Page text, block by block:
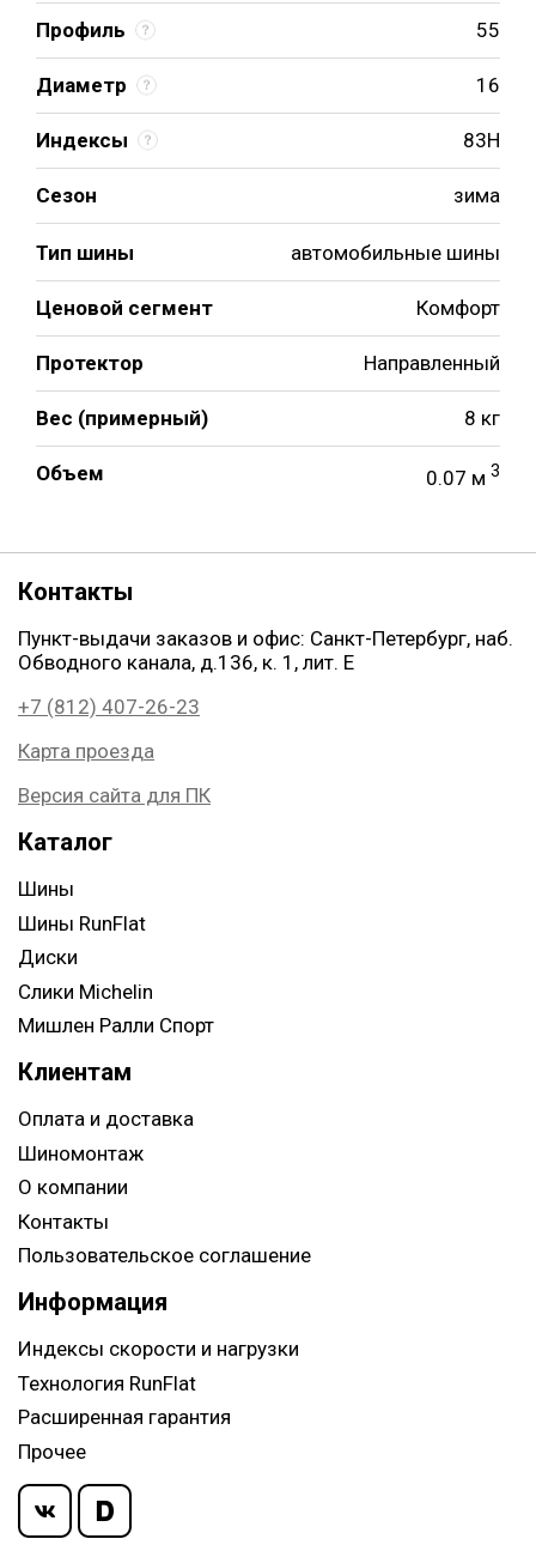
Профиль 55
Диаметр 16
Индексы 83H
Сезон зима
Тип шины автомобильные шины
Ценовой сегмент Комфорт
Протектор Направленный
Вес (примерный) 8 кг
Объем 0.07 м 3
Контакты
Пункт-выдачи заказов и офис: Санкт-Петербург, наб.
Обводного канала, д.136, к. 1, лит. Е
+7 (812) 407-26-23
Карта проезда
Версия сайта для ПК
Каталог
Шины
Шины RunFlat
Диски
Слики Michelin
Мишлен Ралли Спорт
Клиентам
Оплата и доставка
Шиномонтаж
О компании
Контакты
Пользовательское соглашение
Информация
Индексы скорости и нагрузки
Технология RunFlat
Расширенная гарантия
Прочее